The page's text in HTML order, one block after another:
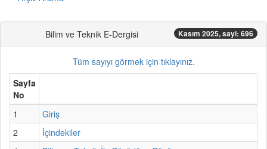
Bilim ve Teknik E-Dergisi Kasım 2025, sayi: 696
Tüm sayıyı görmek için tıklayınız.
Sayfa
No
1
Giriş
2
İçindekiler